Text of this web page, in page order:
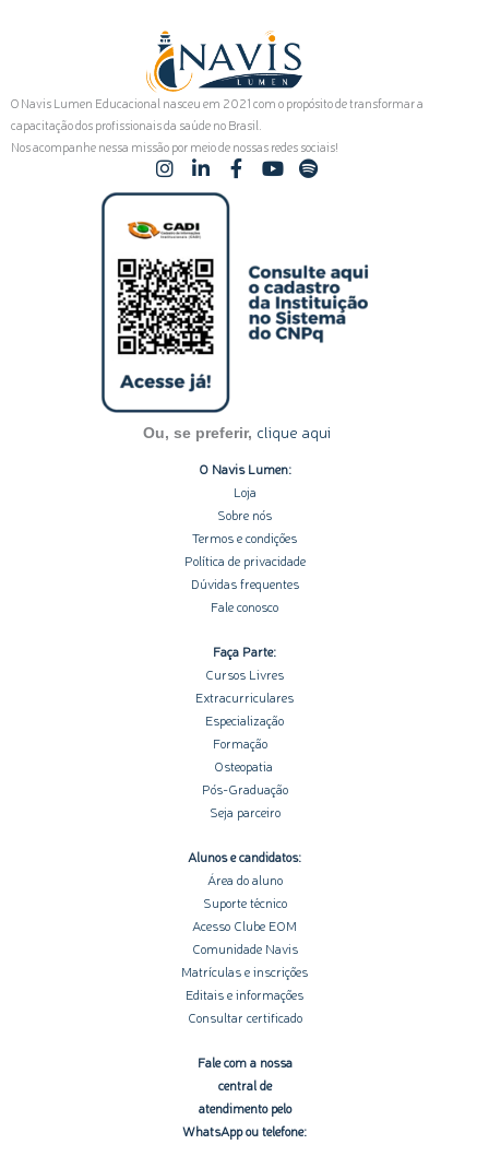
O Navis Lumen Educacional nasceu em 2021 com o propósito de transformar a
capacitação dos profissionais da saúde no Brasil.
Nos acompanhe nessa missão por meio de nossas redes sociais!
I
n
t
a
g
r
a
m
L
i
k
e
d
i
n
-
i
n
F
a
Y
b
e
S
p
f
y
Ou, se preferir, clique aqui
O Navis Lumen:
Loja
Sobre nós
Termos e condições
Política de privacidade
Dúvidas frequentes
Fale conosco
Faça Parte:
Cursos Livres
Extracurriculares
Especialização
Formação
Osteopatia
Pós-Graduação
Seja parceiro
Alunos e candidatos:
Área do aluno
Suporte técnico
Acesso Clube EOM
Comunidade Navis
Matrículas e inscrições
Editais e informações
Consultar certificado
Fale com a nossa
central de
atendimento pelo
WhatsApp ou telefone: